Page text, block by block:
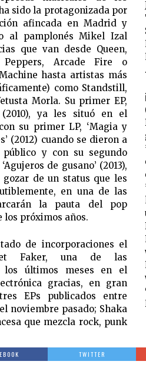
sido la protagonizada por
afincada en Madrid y
al pamplonés Mikel Izal
que van desde Queen,
Arcade Fire o
hasta artistas más
como Standstill,
Morla. Su primer EP,
(2010), ya les situó en el
su primer LP, ‘Magia y
(2012) cuando se dieron a
y con su segundo
de gusano’ (2013),
de un status que les
en una de las
la pauta del pop
próximos años.
de incorporaciones el
Faker, una de las
los últimos meses en el
gracias, en gran
EPs publicados entre
noviembre pasado; Shaka
que mezcla rock, punk
TWITTER